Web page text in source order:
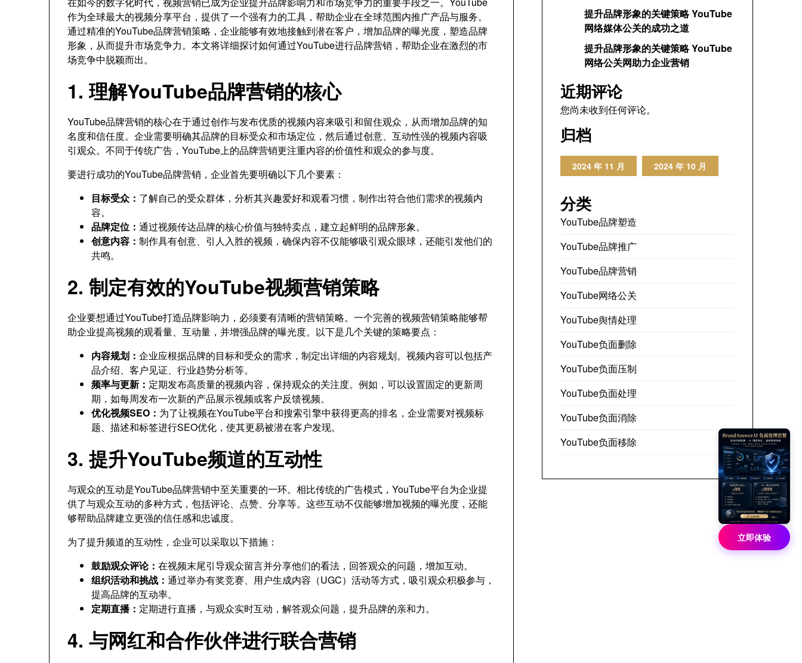
作为全球最大的视频分享平台，提供了一个强有力的工具，帮助企业在全球范围内推广产品与服务。
通过精准的YouTube品牌营销策略，企业能够有效地接触到潜在客户，增加品牌的曝光度，塑造品牌
形象，从而提升市场竞争力。本文将详细探讨如何通过YouTube进行品牌营销，帮助企业在激烈的市
场竞争中脱颖而出。
1. 理解YouTube品牌营销的核心
YouTube品牌营销的核心在于通过创作与发布优质的视频内容来吸引和留住观众，从而增加品牌的知
名度和信任度。企业需要明确其品牌的目标受众和市场定位，然后通过创意、互动性强的视频内容吸
引观众。不同于传统广告，YouTube上的品牌营销更注重内容的价值性和观众的参与度。
要进行成功的YouTube品牌营销，企业首先要明确以下几个要素：
目标受众： 了解自己的受众群体，分析其兴趣爱好和观看习惯，制作出符合他们需求的视频内
容。
品牌定位： 通过视频传达品牌的核心价值与独特卖点，建立起鲜明的品牌形象。
创意内容： 制作具有创意、引人入胜的视频，确保内容不仅能够吸引观众眼球，还能引发他们的
共鸣。
2. 制定有效的YouTube视频营销策略
企业要想通过YouTube打造品牌影响力，必须要有清晰的营销策略。一个完善的视频营销策略能够帮
助企业提高视频的观看量、互动量，并增强品牌的曝光度。以下是几个关键的策略要点：
内容规划： 企业应根据品牌的目标和受众的需求，制定出详细的内容规划。视频内容可以包括产
品介绍、客户见证、行业趋势分析等。
频率与更新： 定期发布高质量的视频内容，保持观众的关注度。例如，可以设置固定的更新周
期，如每周发布一次新的产品展示视频或客户反馈视频。
优化视频SEO： 为了让视频在YouTube平台和搜索引擎中获得更高的排名，企业需要对视频标
题、描述和标签进行SEO优化，使其更易被潜在客户发现。
3. 提升YouTube频道的互动性
与观众的互动是YouTube品牌营销中至关重要的一环。相比传统的广告模式，YouTube平台为企业提
供了与观众互动的多种方式，包括评论、点赞、分享等。这些互动不仅能够增加视频的曝光度，还能
够帮助品牌建立更强的信任感和忠诚度。
为了提升频道的互动性，企业可以采取以下措施：
鼓励观众评论： 在视频末尾引导观众留言并分享他们的看法，回答观众的问题，增加互动。
组织活动和挑战： 通过举办有奖竞赛、用户生成内容（UGC）活动等方式，吸引观众积极参与，
提高品牌的互动率。
定期直播： 定期进行直播，与观众实时互动，解答观众问题，提升品牌的亲和力。
4. 与网红和合作伙伴进行联合营销
提升品牌形象的关键策略 YouTube
网络媒体公关的成功之道
提升品牌形象的关键策略 YouTube
网络公关网助力企业营销
近期评论
您尚未收到任何评论。
归档
2024 年 11 月 2024 年 10 月
分类
YouTube品牌塑造
YouTube品牌推广
YouTube品牌营销
YouTube网络公关
YouTube舆情处理
YouTube负面删除
YouTube负面压制
YouTube负面处理
YouTube负面消除
YouTube负面移除
立即体验